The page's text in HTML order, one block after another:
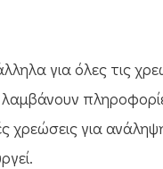
για όλες τις
χρεώσεις για